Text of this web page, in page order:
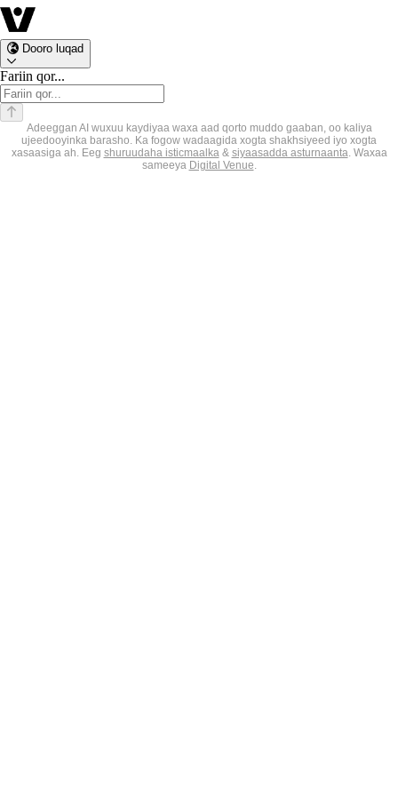
Dooro luqad
Fariin qor...
Adeeggan AI wuxuu kaydiyaa waxa aad qorto muddo gaaban, oo kaliya
ujeedooyinka barasho. Ka fogow wadaagida xogta shakhsiyeed iyo xogta
xasaasiga ah. Eeg shuruudaha isticmaalka & siyaasadda asturnaanta Waxaa
sameeya Digital Venue